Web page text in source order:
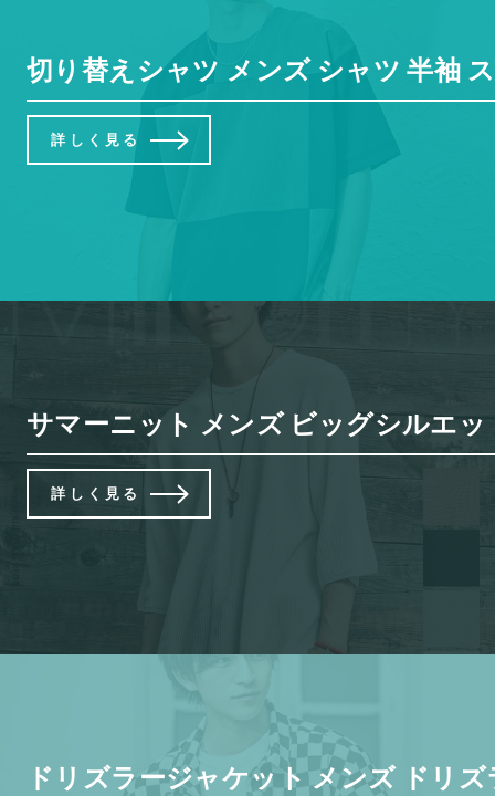
切り替えシャツ メンズ シャツ 半袖
詳しく見る
サマーニット メンズ ビッグシルエ
詳しく見る
ドリズラージャケット メンズ ドリ